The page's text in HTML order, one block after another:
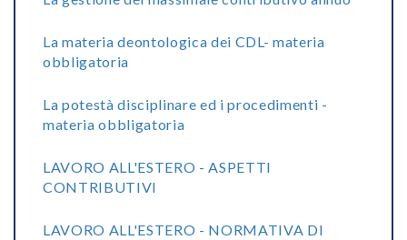
La materia deontologica dei CDL- materia
obbligatoria
La potestà disciplinare ed i procedimenti -
materia obbligatoria
LAVORO ALL'ESTERO - ASPETTI
CONTRIBUTIVI
LAVORO ALL'ESTERO - NORMATIVA DI